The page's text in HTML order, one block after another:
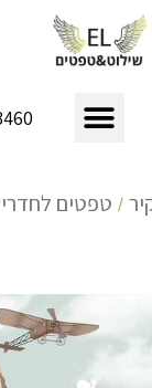
/ טפטים לחדרי